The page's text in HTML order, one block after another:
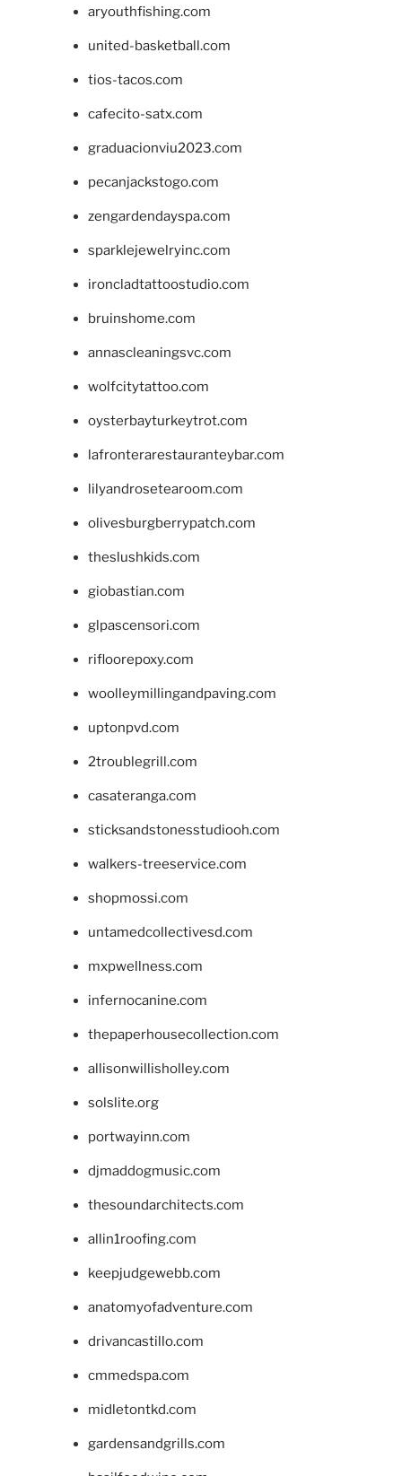
aryouthfishing.com
united-basketball.com
tios-tacos.com
cafecito-satx.com
graduacionviu2023.com
pecanjackstogo.com
zengardendayspa.com
sparklejewelryinc.com
ironcladtattoostudio.com
bruinshome.com
annascleaningsvc.com
wolfcitytattoo.com
oysterbayturkeytrot.com
lafronterarestauranteybar.com
lilyandrosetearoom.com
olivesburgberrypatch.com
theslushkids.com
giobastian.com
glpascensori.com
rifloorepoxy.com
woolleymillingandpaving.com
uptonpvd.com
2troublegrill.com
casateranga.com
sticksandstonesstudiooh.com
walkers-treeservice.com
shopmossi.com
untamedcollectivesd.com
mxpwellness.com
infernocanine.com
thepaperhousecollection.com
allisonwillisholley.com
solslite.org
portwayinn.com
djmaddogmusic.com
thesoundarchitects.com
allin1roofing.com
keepjudgewebb.com
anatomyofadventure.com
drivancastillo.com
cmmedspa.com
midletontkd.com
gardensandgrills.com